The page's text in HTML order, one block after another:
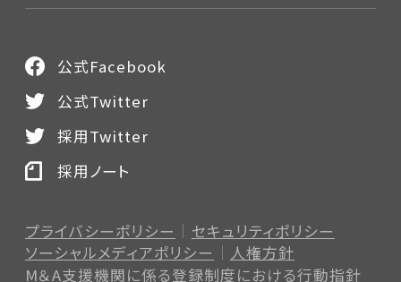
プライバシーポリシー
セキュリティポリシー
ソーシャルメディアポリシー
人権方針
M＆A支援機関に係る登録制度における行動指針
公式Facebook
公式Twitter
採用Twitter
採用ノート